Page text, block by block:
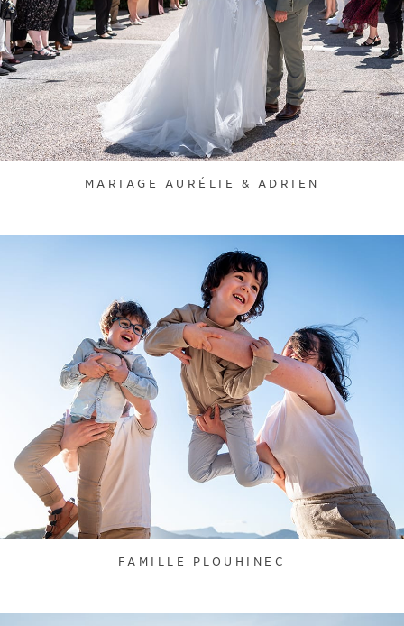
MARIAGE AURÉLIE & ADRIEN
FAMILLE PLOUHINEC